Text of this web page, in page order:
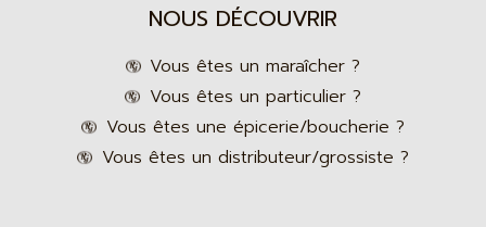
NOUS DÉCOUVRIR
Vous êtes un maraîcher ?
Vous êtes un particulier ?
Vous êtes une épicerie/boucherie ?
Vous êtes un distributeur/grossiste ?